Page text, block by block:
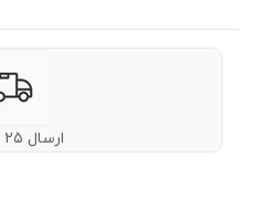
ارسال ۲۵ روز کاری